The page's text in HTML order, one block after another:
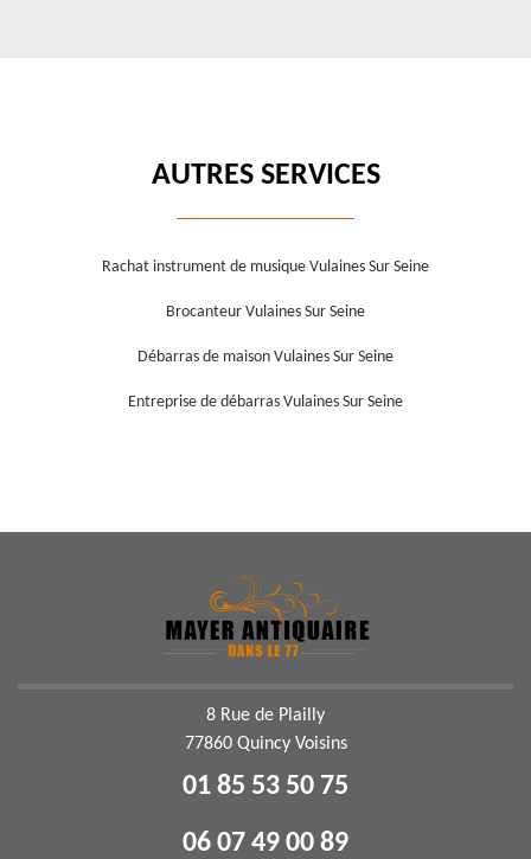
AUTRES SERVICES
Rachat instrument de musique Vulaines Sur Seine
Brocanteur Vulaines Sur Seine
Débarras de maison Vulaines Sur Seine
Entreprise de débarras Vulaines Sur Seine
8 Rue de Plailly
77860 Quincy Voisins
01 85 53 50 75
06 07 49 00 89